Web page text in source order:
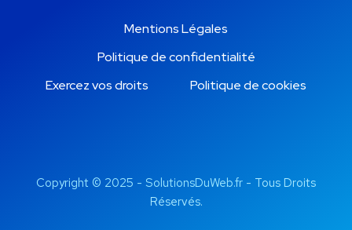
Mentions Légales
Politique de confidentialité
Exercez vos droits
Politique de cookies
Copyright © 2025 - SolutionsDuWeb.fr - Tous Droits
Réservés.